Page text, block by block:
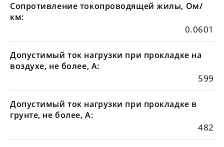
Сопротивление токопроводящей жилы, Ом/
км:
0.0601
Допустимый ток нагрузки при прокладке на
воздухе, не более, А:
599
Допустимый ток нагрузки при прокладке в
грунте, не более, А:
482